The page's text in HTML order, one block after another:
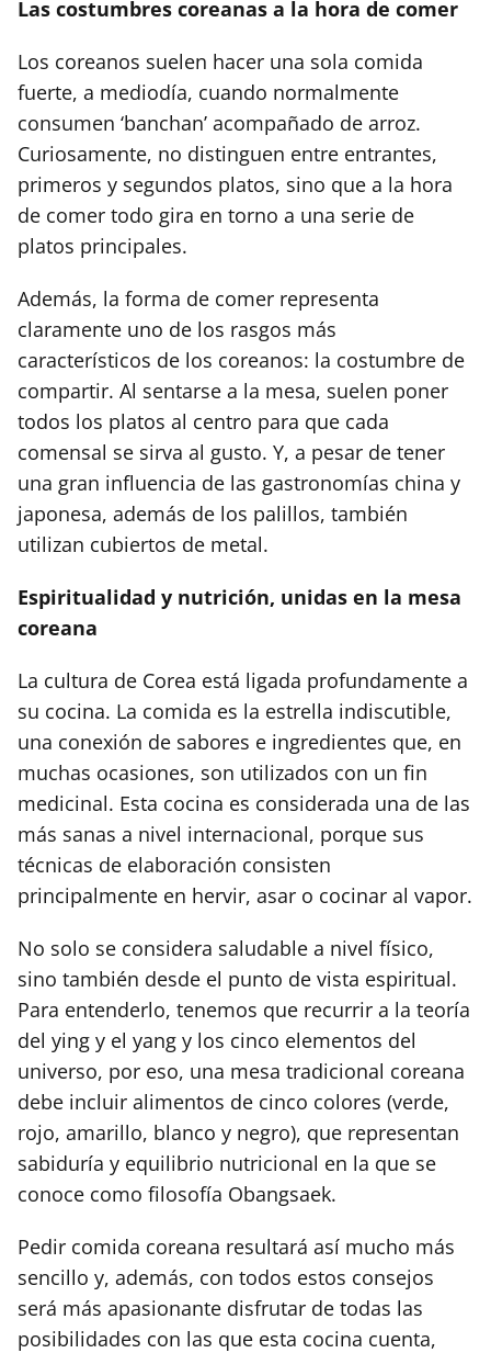
Las costumbres coreanas a la hora de comer
Los coreanos suelen hacer una sola comida
fuerte, a mediodía, cuando normalmente
consumen ‘banchan’ acompañado de arroz.
Curiosamente, no distinguen entre entrantes,
primeros y segundos platos, sino que a la hora
de comer todo gira en torno a una serie de
platos principales.
Además, la forma de comer representa
claramente uno de los rasgos más
característicos de los coreanos: la costumbre de
compartir. Al sentarse a la mesa, suelen poner
todos los platos al centro para que cada
comensal se sirva al gusto. Y, a pesar de tener
una gran influencia de las gastronomías china y
japonesa, además de los palillos, también
utilizan cubiertos de metal.
Espiritualidad y nutrición, unidas en la mesa
coreana
La cultura de Corea está ligada profundamente a
su cocina. La comida es la estrella indiscutible,
una conexión de sabores e ingredientes que, en
muchas ocasiones, son utilizados con un fin
medicinal. Esta cocina es considerada una de las
más sanas a nivel internacional, porque sus
técnicas de elaboración consisten
principalmente en hervir, asar o cocinar al vapor.
No solo se considera saludable a nivel físico,
sino también desde el punto de vista espiritual.
Para entenderlo, tenemos que recurrir a la teoría
del ying y el yang y los cinco elementos del
universo, por eso, una mesa tradicional coreana
debe incluir alimentos de cinco colores (verde,
rojo, amarillo, blanco y negro), que representan
sabiduría y equilibrio nutricional en la que se
conoce como filosofía Obangsaek.
Pedir comida coreana resultará así mucho más
sencillo y, además, con todos estos consejos
será más apasionante disfrutar de todas las
posibilidades con las que esta cocina cuenta,